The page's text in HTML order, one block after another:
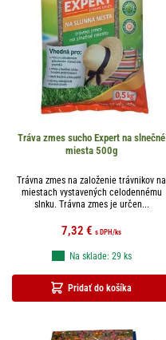
Tráva zmes sucho Expert na slnečné
miesta 500g
Trávna zmes na založenie trávnikov na
miestach vystavených celodennému
slnku. Trávna zmes je určen...
7,32 € s DPH /ks
Pridať do košíka
Na sklade: 29 ks